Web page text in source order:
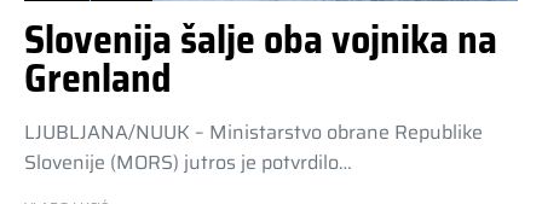
Slovenija šalje oba vojnika na
Grenland
LJUBLJANA/NUUK – Ministarstvo obrane Republike
Slovenije (MORS) jutros je potvrdilo…